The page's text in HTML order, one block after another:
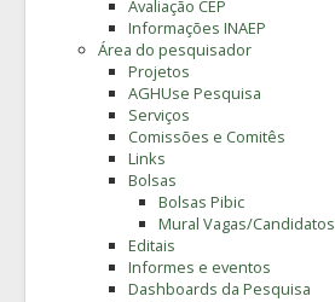
Avaliação CEP
Informações INAEP
Área do pesquisador
Projetos
AGHUse Pesquisa
Serviços
Comissões e Comitês
Links
Bolsas
Bolsas Pibic
Mural Vagas/Candidatos
Editais
Informes e eventos
Dashboards da Pesquisa